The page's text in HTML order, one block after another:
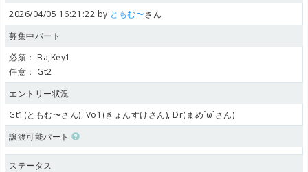
2026/04/05 16:21:22 by ともむ〜さん
募集中パート
必須： Ba,Key1
任意： Gt2
エントリー状況
Gt1(ともむ〜さん), Vo1(きょんすけさん), Dr(まめ´ω`さん)
譲渡可能パート
ステータス